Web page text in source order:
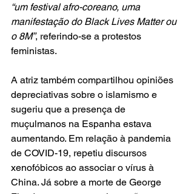
“um festival afro-coreano, uma
manifestação do Black Lives Matter ou
o 8M”, referindo-se a protestos
feministas.
A atriz também compartilhou opiniões
depreciativas sobre o islamismo e
sugeriu que a presença de
muçulmanos na Espanha estava
aumentando. Em relação à pandemia
de COVID-19, repetiu discursos
xenofóbicos ao associar o vírus à
China. Já sobre a morte de George